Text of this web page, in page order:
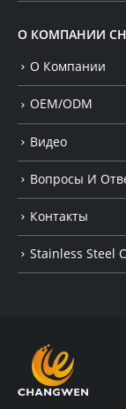
О КОМПАНИИ
О Компании
OEM/ODM
Видео
Вопросы И
Контакты
Stainless Steel